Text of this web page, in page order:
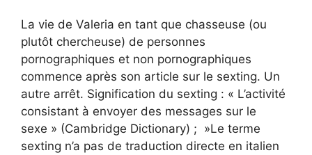
La vie de Valeria en tant que chasseuse (ou
plutôt chercheuse) de personnes
pornographiques et non pornographiques
commence après son article sur le sexting. Un
autre arrêt. Signification du sexting : « L’activité
consistant à envoyer des messages sur le
sexe » (Cambridge Dictionary) ; »Le terme
sexting n’a pas de traduction directe en italien